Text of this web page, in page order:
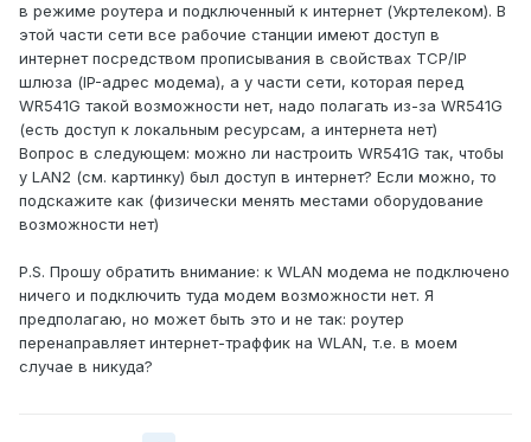
в режиме роутера и подключенный к интернет (Укртелеком). В
этой части сети все рабочие станции имеют доступ в
интернет посредством прописывания в свойствах TCP/IP
шлюза (IP-адрес модема), а у части сети, которая перед
WR541G такой возможности нет, надо полагать из-за WR541G
(есть доступ к локальным ресурсам, а интернета нет)
Вопрос в следующем: можно ли настроить WR541G так, чтобы
у LAN2 (см. картинку) был доступ в интернет? Если можно, то
подскажите как (физически менять местами оборудование
возможности нет)
P.S. Прошу обратить внимание: к WLAN модема не подключено
ничего и подключить туда модем возможности нет. Я
предполагаю, но может быть это и не так: роутер
перенаправляет интернет-траффик на WLAN, т.е. в моем
случае в никуда?